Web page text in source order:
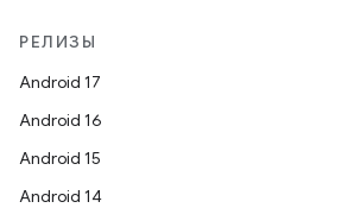
РЕЛИЗЫ
Android 17
Android 16
Android 15
Android 14